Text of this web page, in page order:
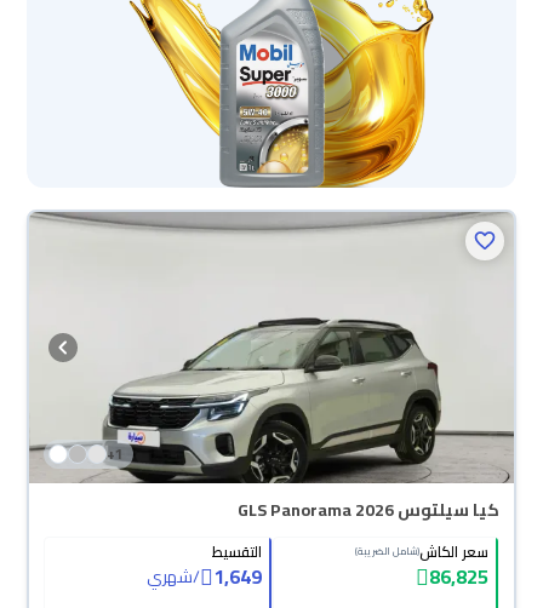
1
+
كيا سيلتوس GLS Panorama 2026
سعر الكاش(شامل الضريبة)
86,825
التقسيط
1,649
/شهري